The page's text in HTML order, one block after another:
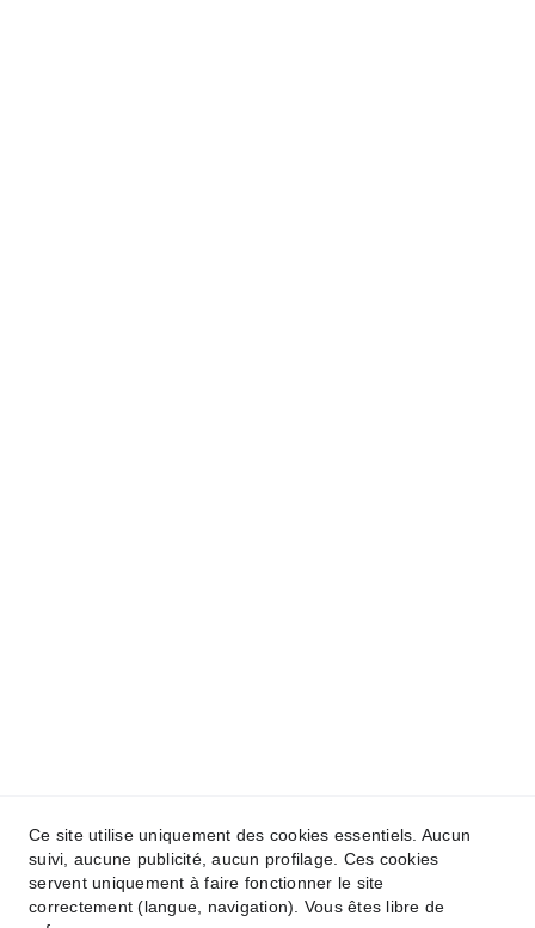
©️ Copyright
© 2025 RacinesVietnam.com — Tous
droits réservés
Ce site utilise uniquement des cookies essentiels. Aucun
suivi, aucune publicité, aucun profilage. Ces cookies
servent uniquement à faire fonctionner le site
correctement (langue, navigation). Vous êtes libre de